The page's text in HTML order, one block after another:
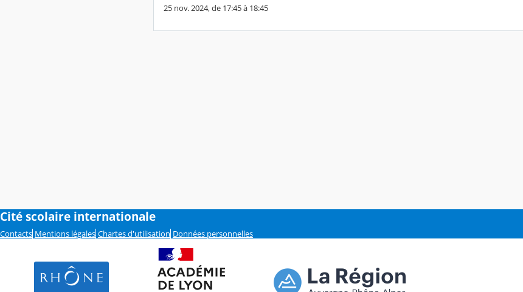
25 nov. 2024, de 17:45 à 18:45
Cité scolaire internationale
Contacts Mentions légales Chartes d'utilisation Données personnelles